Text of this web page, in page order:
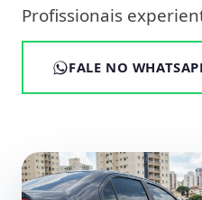
Profissionais
FALE NO